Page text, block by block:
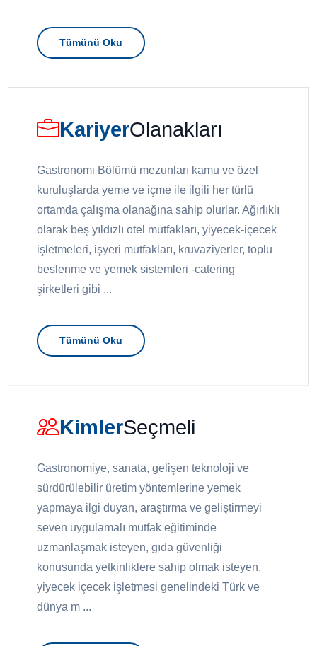
Tümünü Oku
KariyerOlanakları
Gastronomi Bölümü mezunları kamu ve özel
kuruluşlarda yeme ve içme ile ilgili her türlü
ortamda çalışma olanağına sahip olurlar. Ağırlıklı
olarak beş yıldızlı otel mutfakları, yiyecek-içecek
işletmeleri, işyeri mutfakları, kruvaziyerler, toplu
beslenme ve yemek sistemleri -catering
şirketleri gibi ...
Tümünü Oku
KimlerSeçmeli
Gastronomiye, sanata, gelişen teknoloji ve
sürdürülebilir üretim yöntemlerine yemek
yapmaya ilgi duyan, araştırma ve geliştirmeyi
seven uygulamalı mutfak eğitiminde
uzmanlaşmak isteyen, gıda güvenliği
konusunda yetkinliklere sahip olmak isteyen,
yiyecek içecek işletmesi genelindeki Türk ve
dünya m ...